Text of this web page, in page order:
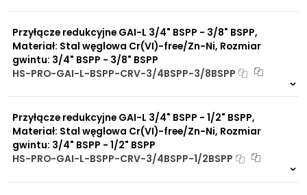
Przyłącze redukcyjne GAI-L 3/4" BSPP - 3/8" BSPP,
Materiał: Stal węglowa Cr(VI)-free/Zn-Ni, Rozmiar
gwintu: 3/4" BSPP - 3/8" BSPP
HS-PRO-GAI-L-BSPP-CRV-3/4BSPP-3/8BSPP
Przyłącze redukcyjne GAI-L 3/4" BSPP - 1/2" BSPP,
Materiał: Stal węglowa Cr(VI)-free/Zn-Ni, Rozmiar
gwintu: 3/4" BSPP - 1/2" BSPP
HS-PRO-GAI-L-BSPP-CRV-3/4BSPP-1/2BSPP